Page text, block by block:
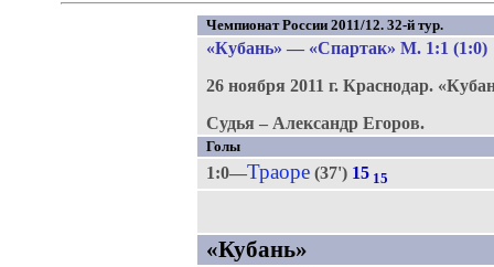
Чемпионат России 2011/12. 32-й тур.
«Кубань» — «Спартак» М. 1:1 (1:0)
26 ноября 2011 г. Краснодар.
Судья – Александр Егоров.
Голы
1:0—Траоре(37') 15 15
«Кубань»